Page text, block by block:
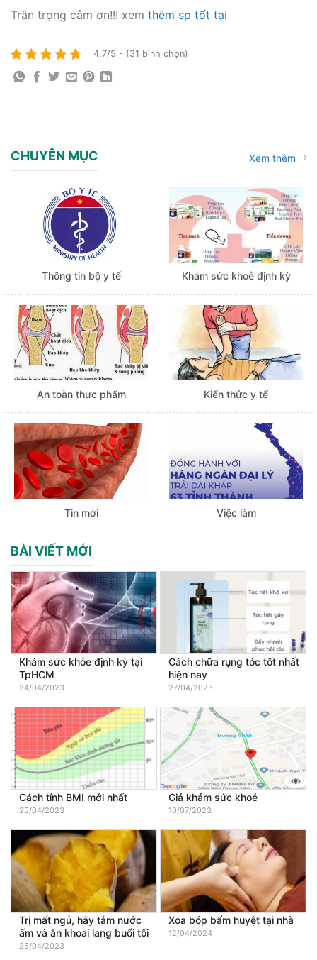
Trân trọng cảm ơn!!! xem thêm sp tốt tại
4.7/5 - (31 bình chọn)
CHUYÊN MỤC Xem thêm
Thông tin bộ y tế Khám sức khoẻ định kỳ
An toàn thực phẩm Kiến thức y tế
Tin mới Việc làm
BÀI VIẾT MỚI
Khám sức khỏe định kỳ tại
TpHCM
24/04/2023
Cách chữa rụng tóc tốt nhất
hiện nay
27/04/2023
Cách tính BMI mới nhất
25/04/2023
Giá khám sức khoẻ
10/07/2023
Trị mất ngủ, hãy tắm nước
ấm và ăn khoai lang buổi tối
25/04/2023
Xoa bóp bấm huyệt tại nhà
12/04/2024